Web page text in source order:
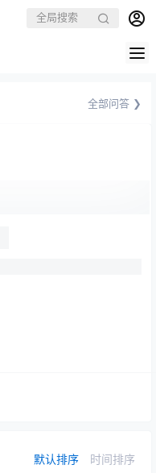
全部问答 ❯
默认排序 时间排序